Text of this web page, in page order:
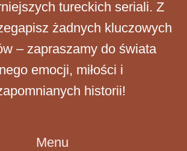
tureckich seriali. Z
żadnych kluczowych
– zapraszamy do świata
emocji, miłości i
historii!
Menu